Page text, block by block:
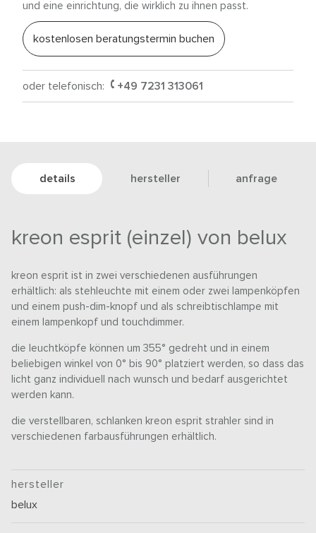
und eine einrichtung, die wirklich zu ihnen passt.
kostenlosen beratungstermin buchen
oder telefonisch: +49 7231 313061
details hersteller anfrage
kreon esprit (einzel) von belux
kreon esprit ist in zwei verschiedenen ausführungen
erhältlich: als stehleuchte mit einem oder zwei lampenköpfen
und einem push-dim-knopf und als schreibtischlampe mit
einem lampenkopf und touchdimmer.
die leuchtköpfe können um 355° gedreht und in einem
beliebigen winkel von 0° bis 90° platziert werden, so dass das
licht ganz individuell nach wunsch und bedarf ausgerichtet
werden kann.
die verstellbaren, schlanken kreon esprit strahler sind in
verschiedenen farbausführungen erhältlich.
hersteller
belux